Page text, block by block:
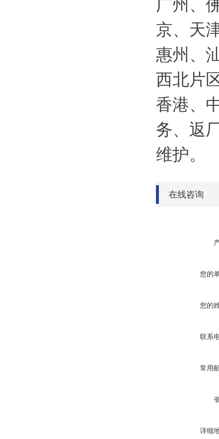
广州、
京、天
惠州、
西北片
香港、
务、返
维护。
在线咨询
您的
您的
联系
常用
详细